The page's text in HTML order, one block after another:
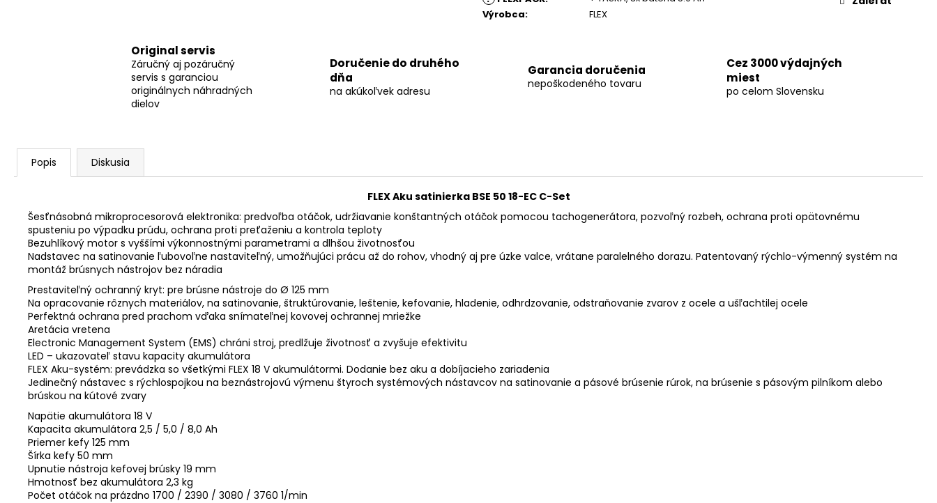
Výrobca: FLEX
Original servis
Záručný aj pozáručný
servis s garanciou
originálnych náhradných
dielov
Doručenie do druhého
dňa
na akúkoľvek adresu
Garancia doručenia
nepoškodeného tovaru
Cez 3000 výdajných
miest
po celom Slovensku
Popis Diskusia
FLEX Aku satinierka BSE 50 18-EC C-Set
Šesťnásobná mikroprocesorová elektronika: predvoľba otáčok, udržiavanie konštantných otáčok pomocou tachogenerátora, pozvoľný rozbeh, ochrana proti opätovnému
spusteniu po výpadku prúdu, ochrana proti preťaženiu a kontrola teploty
Bezuhlíkový motor s vyššími výkonnostnými parametrami a dlhšou životnosťou
Nadstavec na satinovanie ľubovoľne nastaviteľný, umožňujúci prácu až do rohov, vhodný aj pre úzke valce, vrátane paralelného dorazu. Patentovaný rýchlo-výmenný systém na
montáž brúsnych nástrojov bez náradia
Prestaviteľný ochranný kryt: pre brúsne nástroje do Ø 125 mm
Na opracovanie rôznych materiálov, na satinovanie, štruktúrovanie, leštenie, kefovanie, hladenie, odhrdzovanie, odstraňovanie zvarov z ocele a ušľachtilej ocele
Perfektná ochrana pred prachom vďaka snímateľnej kovovej ochrannej mriežke
Aretácia vretena
Electronic Management System (EMS) chráni stroj, predlžuje životnosť a zvyšuje efektivitu
LED – ukazovateľ stavu kapacity akumulátora
FLEX Aku-systém: prevádzka so všetkými FLEX 18 V akumulátormi. Dodanie bez aku a dobíjacieho zariadenia
Jedinečný nástavec s rýchlospojkou na beznástrojovú výmenu štyroch systémových nástavcov na satinovanie a pásové brúsenie rúrok, na brúsenie s pásovým pilníkom alebo
brúskou na kútové zvary
Napätie akumulátora 18 V
Kapacita akumulátora 2,5 / 5,0 / 8,0 Ah
Priemer kefy 125 mm
Šírka kefy 50 mm
Upnutie nástroja kefovej brúsky 19 mm
Hmotnosť bez akumulátora 2,3 kg
Počet otáčok na prázdno 1700 / 2390 / 3080 / 3760 1/min